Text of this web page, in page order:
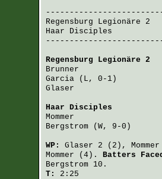
Regensburg Legionäre 2
Haar Disciples
Regensburg Legionäre 2
Brunner
Garcia
Glaser
Haar Disciples
Mommer
Bergstrom (W, 9-0)
WP: Glaser 2 (2), Mommer
Mommer (4). Batters
Bergstrom 10.
T:
2:25